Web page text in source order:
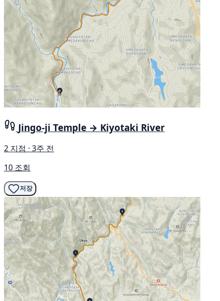
Jingo-ji Temple → Kiyotaki River
2 지점 · 3주 전
10 조회
저장